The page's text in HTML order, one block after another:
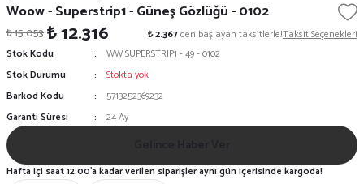
Woow - Superstrip1 - Güneş Gözlüğü - 0102
₺ 15.053₺ 12.316 ₺ 2.367den başlayan taksitlerle!Taksit Seçenekleri
Stok Kodu
WW SUPERSTRIP1 - 49 - 0102
Stok Durumu
Stokta yok
Barkod Kodu
5713252369232
Garanti Süresi
24 Ay
Hafta içi saat 12:00'a kadar verilen siparişler aynı gün içerisinde kargoda!